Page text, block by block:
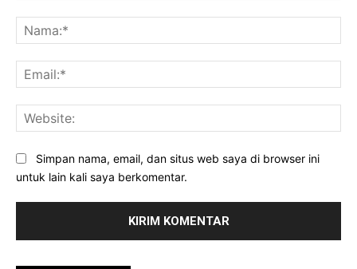
Simpan nama, email, dan situs web saya di browser ini
untuk lain kali saya berkomentar.